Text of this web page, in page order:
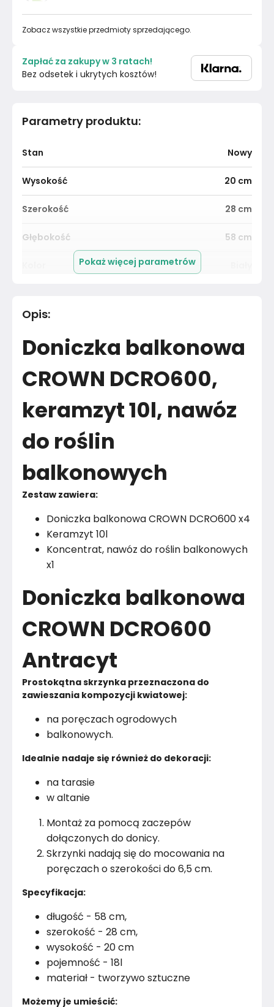
Parametry produktu:
Stan Nowy
Wysokość 20 cm
Szerokość 28 cm
Głębokość 58 cm
Materiał
Kolor Biele kremy
Marka Prosperplast
Montaż Złożony
Pokaż więcej parametrów
Opis:
Doniczka balkonowa
CROWN DCRO600,
keramzyt 10l, nawóz
do roślin
balkonowych
Zestaw zawiera:
Doniczka balkonowa CROWN DCRO600 x4
Keramzyt 10l
Koncentrat, nawóz do roślin balkonowych
x1
Doniczka balkonowa
CROWN DCRO600
Antracyt
Prostokątna skrzynka przeznaczona do
zawieszania kompozycji kwiatowej:
na poręczach ogrodowych
balkonowych.
Idealnie nadaje się również do dekoracji:
na tarasie
w altanie
Montaż za pomocą zaczepów
dołączonych do donicy.
Skrzynki nadają się do mocowania na
poręczach o szerokości do 6,5 cm.
Specyfikacja:
długość - 58 cm,
szerokość - 28 cm,
wysokość - 20 cm
pojemność - 18l
materiał - tworzywo sztuczne
Możemy je umieścić:
Zobacz wszystkie przedmioty sprzedającego.
Zapłać za zakupy w 3 ratach!
Bez odsetek i ukrytych kosztów!